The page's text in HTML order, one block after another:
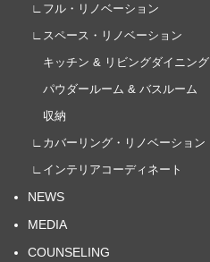
∟フル・リノベーション
∟スペース・リノベーション
キッチン & リビングダイニング
パウダールーム & バスルーム
収納
∟カバーリング・リノベーション
∟インテリアコーディネート
NEWS
MEDIA
COUNSELING